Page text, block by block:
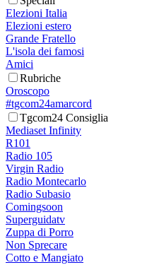
Elezioni Italia
Elezioni estero
Grande Fratello
L'isola dei famosi
Amici
Rubriche
Oroscopo
#tgcom24amarcord
Tgcom24 Consiglia
Mediaset Infinity
R101
Radio 105
Virgin Radio
Radio Montecarlo
Radio Subasio
Comingsoon
Superguidatv
Zuppa di Porro
Non Sprecare
Cotto e Mangiato